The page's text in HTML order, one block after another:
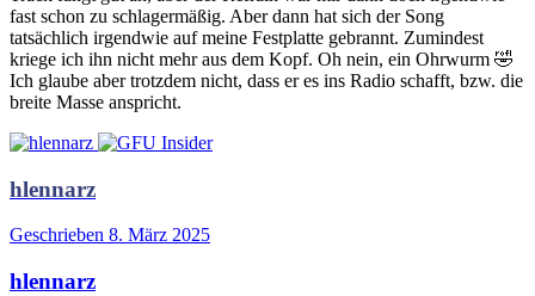
fast schon zu schlagermäßig. Aber dann hat sich der Song
tatsächlich irgendwie auf meine Festplatte gebrannt. Zumindest
kriege ich ihn nicht mehr aus dem Kopf. Oh nein, ein Ohrwurm 🤣
Ich glaube aber trotzdem nicht, dass er es ins Radio schafft, bzw. die
breite Masse anspricht.
hlennarz
Geschrieben 8. März 2025
hlennarz